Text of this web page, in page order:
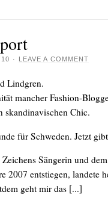
· LEAVE A COMMENT
Lindgren.
mancher Fashion-
skandinavischen Chic.
für Schweden. Jetzt
Sängerin und
2007 entstiegen, landete
geht mir das [...]